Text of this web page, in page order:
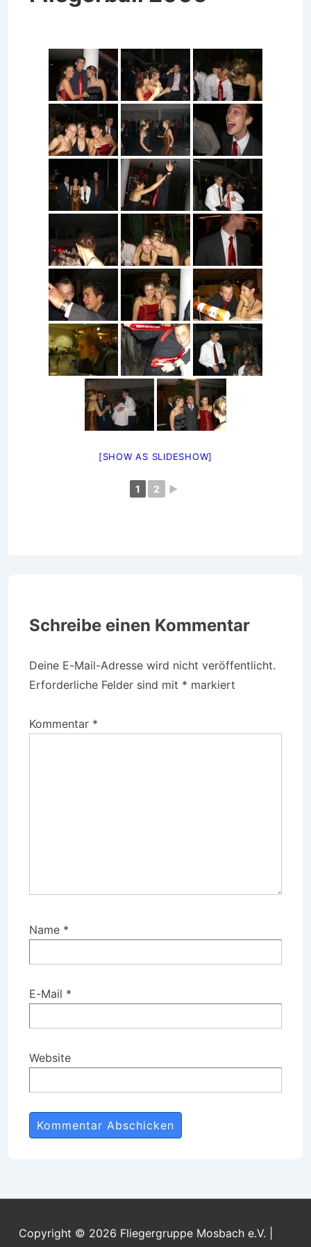
[SHOW AS SLIDESHOW]
1 2 ►
Schreibe einen Kommentar
Deine E-Mail-Adresse wird nicht veröffentlicht.
Erforderliche Felder sind mit * markiert
Kommentar *
Name *
E-Mail *
Website
Copyright © 2026 Fliegergruppe Mosbach e.V.